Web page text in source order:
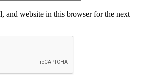
and website in this browser for the next